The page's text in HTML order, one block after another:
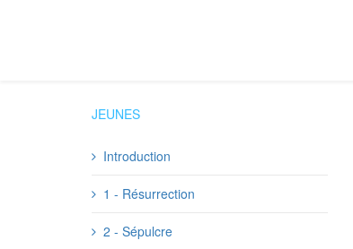
JEUNES
Introduction
1 - Résurrection
2 - Sépulcre